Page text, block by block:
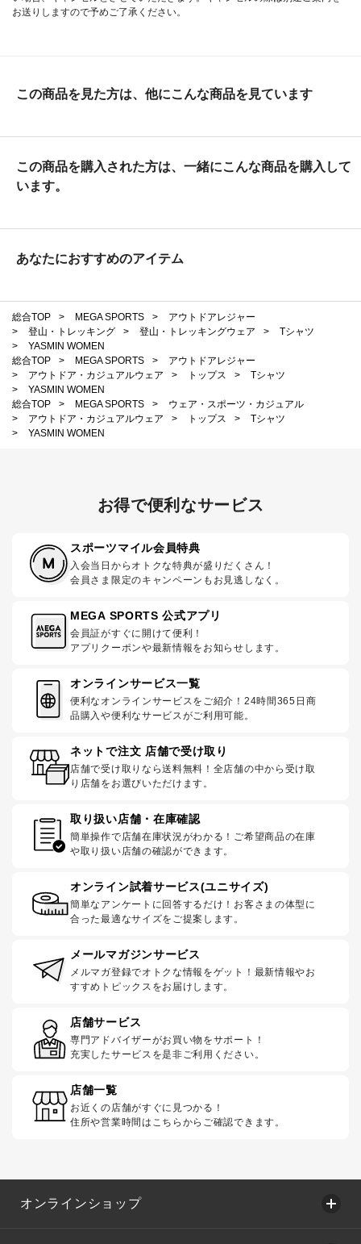
お送りしますので予めご了承ください。
この商品を見た方は、他にこんな商品を見ています
この商品を購入された方は、一緒にこんな商品を購入して
います。
あなたにおすすめのアイテム
総合TOP > MEGA SPORTS >
アウトドアレジャー
>
登山・トレッキング > 登山・トレッキングウェア >
Tシャツ
>
YASMIN WOMEN
総合TOP
> MEGA SPORTS >
アウトドアレジャー
>
アウトドア・カジュアルウェア > トップス >
Tシャツ
>
YASMIN WOMEN
総合TOP
> MEGA SPORTS >
ウェア・スポーツ・カジュアル
>
アウトドア・カジュアルウェア > トップス >
Tシャツ
>
YASMIN WOMEN
お得で便利なサービス
スポーツマイル会員特典
入会当日からオトクな特典が盛りだくさん！
会員さま限定のキャンペーンもお見逃しなく。
MEGA SPORTS 公式アプリ
会員証がすぐに開けて便利！
アプリクーポンや最新情報をお知らせします。
オンラインサービス一覧
便利なオンラインサービスをご紹介！24時間365日商
品購入や便利なサービスがご利用可能。
ネットで注文 店舗で受け取り
店舗で受け取りなら送料無料！全店舗の中から受け取
り店舗をお選びいただけます。
取り扱い店舗・在庫確認
簡単操作で店舗在庫状況がわかる！ご希望商品の在庫
や取り扱い店舗の確認ができます。
オンライン試着サービス(ユニサイズ)
簡単なアンケートに回答するだけ！お客さまの体型に
合った最適なサイズをご提案します。
メールマガジンサービス
メルマガ登録でオトクな情報をゲット！最新情報やお
すすめトピックスをお届けします。
店舗サービス
専門アドバイザーがお買い物をサポート！
充実したサービスを是非ご利用ください。
店舗一覧
お近くの店舗がすぐに見つかる！
住所や営業時間はこちらからご確認できます。
オンラインショップ